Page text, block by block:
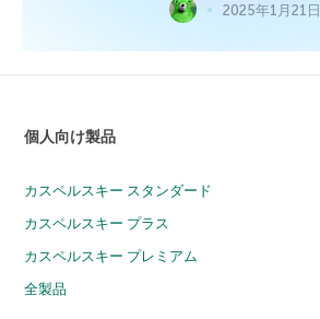
2025年1月21日
個人向け製品
カスペルスキー スタンダード
カスペルスキー プラス
カスペルスキー プレミアム
全製品